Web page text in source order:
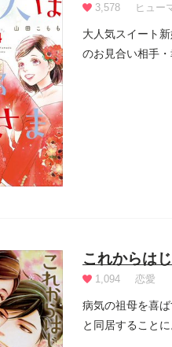
3,578 ヒュー
大人気スイート
のお見合い相手
これからは
1,094 恋愛
病気の祖母を喜
と同居すること